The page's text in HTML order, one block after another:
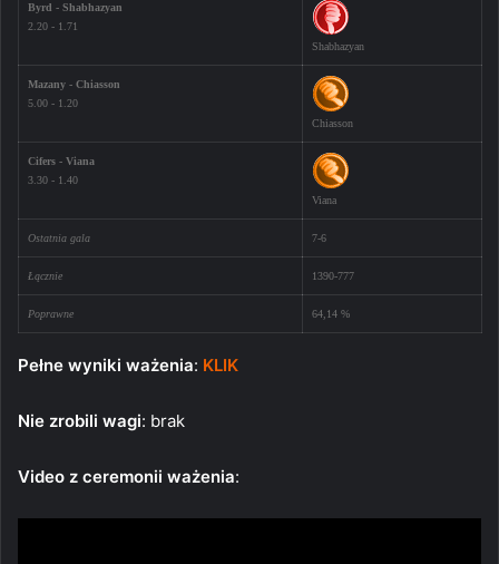
Byrd - Shabhazyan
2.20 - 1.71
Shabhazyan
Mazany - Chiasson
5.00 - 1.20
Chiasson
Cifers - Viana
3.30 - 1.40
Viana
Ostatnia gala 7-6
Łącznie 1390-777
Poprawne 64,14 %
Pełne wyniki ważenia: KLIK
Nie zrobili wagi: brak
Video z ceremonii ważenia: